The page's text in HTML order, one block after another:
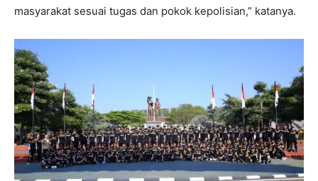
masyarakat sesuai tugas dan pokok kepolisian,” katanya.